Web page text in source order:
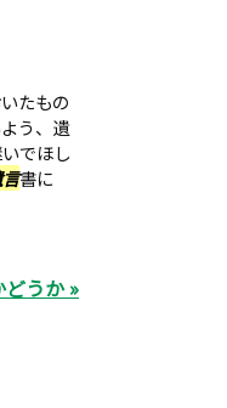
たもの
う、遺
でほし
書に
うか »